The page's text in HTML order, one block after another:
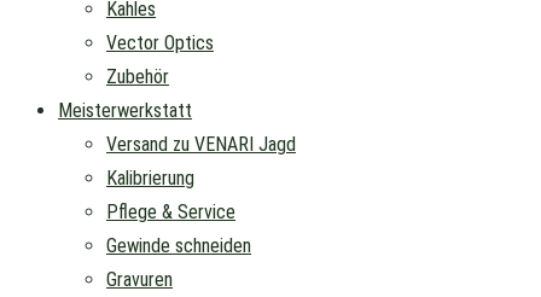
Kahles
Vector Optics
Zubehör
Meisterwerkstatt
Versand zu VENARI Jagd
Kalibrierung
Pflege & Service
Gewinde schneiden
Gravuren